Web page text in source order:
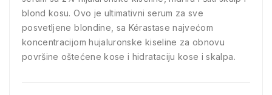
blond kosu. Ovo je ultimativni serum za sve
posvetljene blondine, sa Kérastase najvećom
koncentracijom hujaluronske kiseline za obnovu
površine oštećene kose i hidrataciju kose i skalpa.